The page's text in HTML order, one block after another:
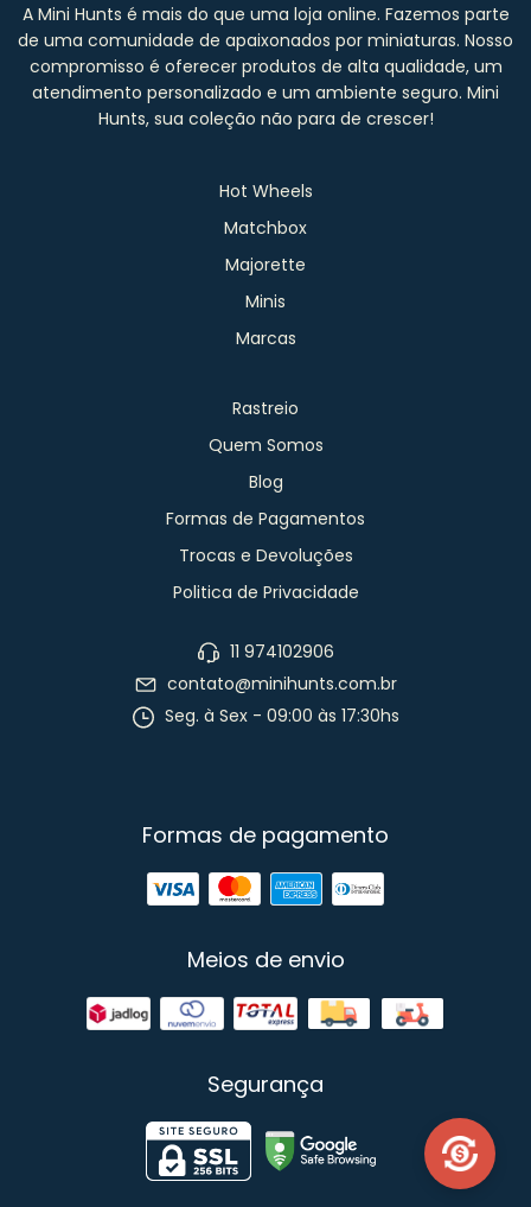
A Mini Hunts é mais do que uma loja online. Fazemos parte
de uma comunidade de apaixonados por miniaturas. Nosso
compromisso é oferecer produtos de alta qualidade, um
atendimento personalizado e um ambiente seguro. Mini
Hunts, sua coleção não para de crescer!
Hot Wheels
Matchbox
Majorette
Minis
Marcas
Rastreio
Quem Somos
Blog
Formas de Pagamentos
Trocas e Devoluções
Politica de Privacidade
11 974102906
contato@minihunts.com.br
Seg. à Sex - 09:00 às 17:30hs
Formas de pagamento
Meios de envio
Segurança